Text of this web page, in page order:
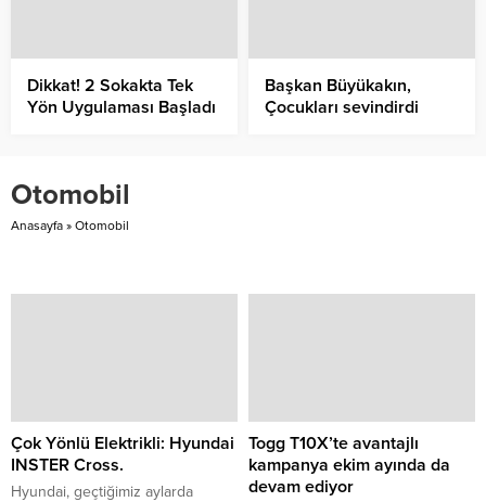
Dikkat! 2 Sokakta Tek
Yön Uygulaması Başladı
Başkan Büyükakın,
Çocukları sevindirdi
Otomobil
Anasayfa » Otomobil
Çok Yönlü Elektrikli: Hyundai
INSTER Cross.
Hyundai, geçtiğimiz aylarda
Togg T10X’te avantajlı
kampanya ekim ayında da
devam ediyor